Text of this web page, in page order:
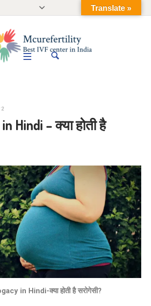
Hindi – क्या होती है
in Hindi-क्या होती है सरोगेसी?
Translate »